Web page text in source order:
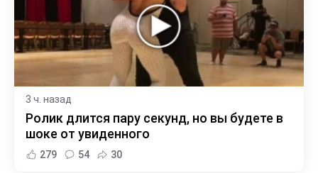
3 ч. назад
Ролик длится пару секунд, но вы будете в
шоке от увиденного
279 54 30